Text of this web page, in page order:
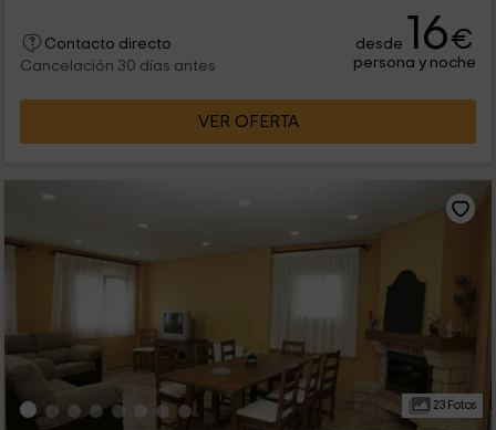
Contacto directo
Cancelación 30 días antes
desde 16€
persona y noche
VER OFERTA
23 Fotos